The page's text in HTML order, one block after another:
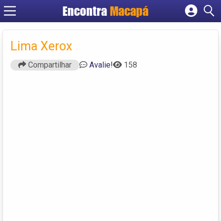
EncontraMacapá
Cadastrar empresa
Lima Xerox
Compartilhar Avalie! 158